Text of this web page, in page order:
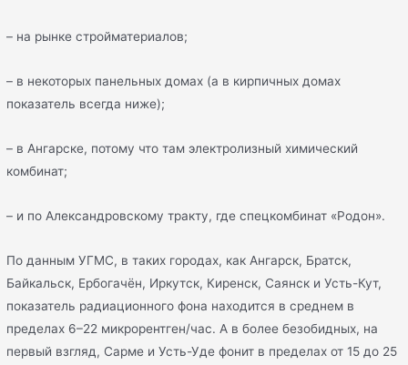
– на рынке стройматериалов;
– в некоторых панельных домах (а в кирпичных домах
показатель всегда ниже);
– в Ангарске, потому что там электролизный химический
комбинат;
– и по Александровскому тракту, где спецкомбинат «Родон».
По данным УГМС, в таких городах, как Ангарск, Братск,
Байкальск, Ербогачён, Иркутск, Киренск, Саянск и Усть-Кут,
показатель радиационного фона находится в среднем в
пределах 6–22 микрорентген/час. А в более безобидных, на
первый взгляд, Сарме и Усть-Уде фонит в пределах от 15 до 25